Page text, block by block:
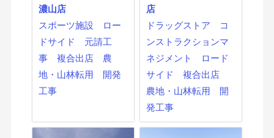
濃山店
スポーツ施設
ロー
ドサイド
元請工
事
複合出店
農
地・山林転用
開発
工事
店
ドラッグストア
コ
ンストラクションマ
ネジメント
ロード
サイド
複合出店
農地・山林転用
開
発工事